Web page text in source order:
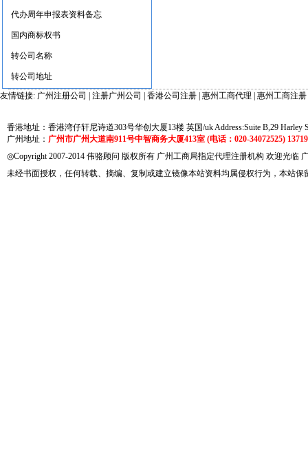
代办周年申报表资料备忘
国内商标权书
转公司名称
转公司地址
友情链接: 广州注册公司 注册广州公司 香港公司注册 惠州工商代理 惠州工商注册
香港地址：香港湾仔轩尼诗道303号华创大厦13楼 英国/uk Address:Suite B,29 Harley
广州地址： 广州市广州大道南911号中智商务大厦413室 (电话：020-34072525)
◎Copyright 2007-2014 伟骆顾问 版权所有 广州工商局指定代理注册机构 欢迎光临
未经书面授权，任何转载、摘编、复制或建立镜像本站资料均属侵权行为，本站